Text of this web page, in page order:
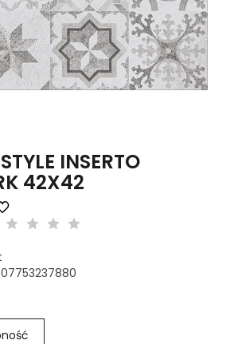
INSERTO
42X42